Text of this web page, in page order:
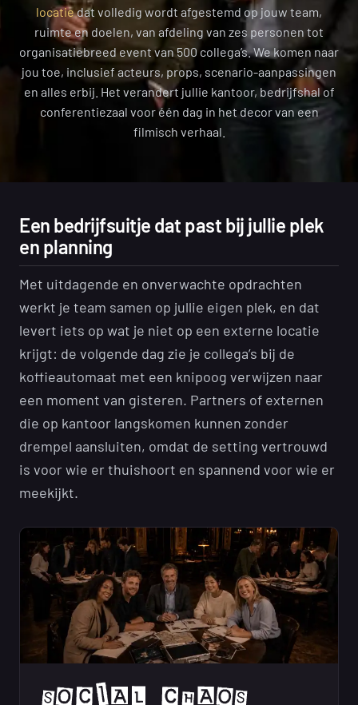
locatiedat volledig wordt afgestemd op jouw team,
ruimte en doelen, van afdeling van zes personen tot
organisatiebreed event van 500 collega’s. We komen naar
jou toe, inclusief acteurs, props, scenario-aanpassingen
en alles erbij. Het verandert jullie kantoor, bedrijfshal of
conferentiezaal voor één dag in het decor van een
filmisch verhaal.
Een bedrijfsuitje dat past bij jullie plek
en planning
Met uitdagende en onverwachte opdrachten
werkt je team samen op jullie eigen plek, en dat
levert iets op wat je niet op een externe locatie
krijgt: de volgende dag zie je collega’s bij de
koffieautomaat met een knipoog verwijzen naar
een moment van gisteren. Partners of externen
die op kantoor langskomen kunnen zonder
drempel aansluiten, omdat de setting vertrouwd
is voor wie er thuishoort en spannend voor wie er
meekijkt.